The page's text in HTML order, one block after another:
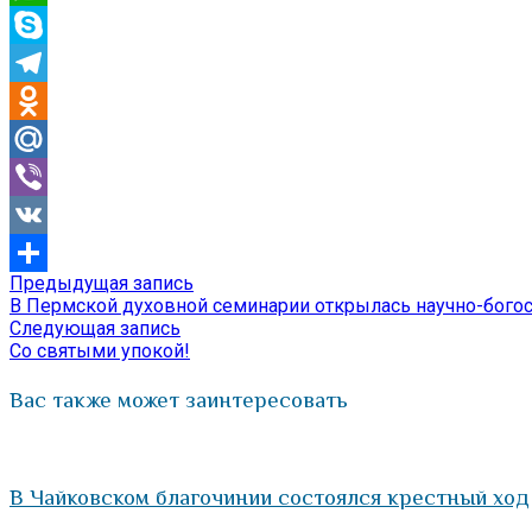
WhatsApp
Skype
Telegram
Odnoklassniki
Mail.Ru
Viber
VK
Отправить
Навигация
по
записям
Предыдущая запись
запись:
В Пермской духовной семинарии открылась научно-
Следующая запись
запись:
Со святыми упокой!
Вас также может заинтересовать
В Чайковском благочинии состоялся крестный ход